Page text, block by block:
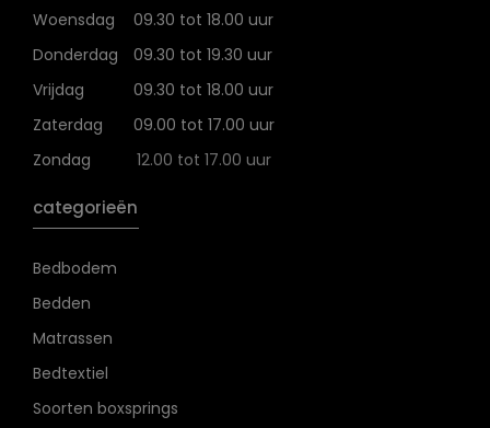
Woensdag
09.30 tot 18.00 uur
Donderdag
09.30 tot 19.30 uur
Vrijdag
09.30 tot 18.00 uur
Zaterdag
09.00 tot 17.00 uur
Zondag
12.00 tot 17.00 uur
categorieën
Bedbodem
Bedden
Matrassen
Bedtextiel
Soorten boxsprings